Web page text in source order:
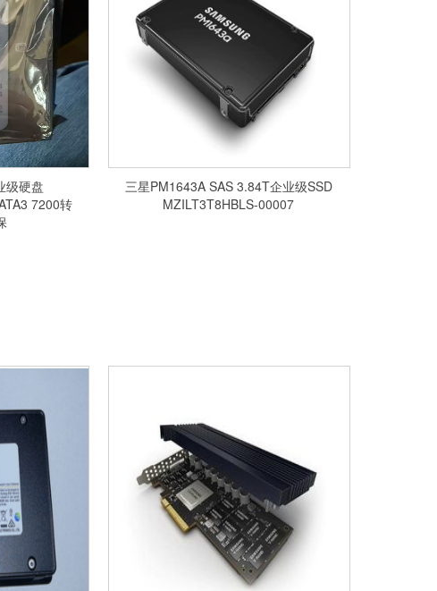
级硬盘
7200转
三星PM1643A SAS 3.84T企业级SSD
MZILT3T8HBLS-00007